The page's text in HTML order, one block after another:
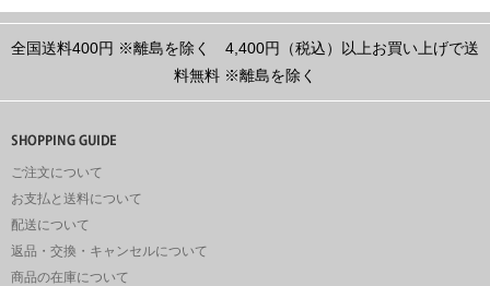
全国送料400円 ※離島を除く
4,400円（税込）以上お買い上げで送
料無料 ※離島を除く
ご注文について
お支払と送料について
配送について
返品・交換・キャンセルについて
商品の在庫について